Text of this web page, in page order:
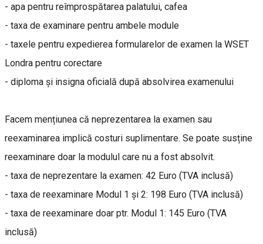
- apa pentru reîmprospătarea palatului, cafea
- taxa de examinare pentru ambele module
- taxele pentru expedierea formularelor de examen la WSET
Londra pentru corectare
- diploma și insigna oficială după absolvirea examenului
Facem mențiunea că neprezentarea la examen sau
reexaminarea implică costuri suplimentare. Se poate susține
reexaminare doar la modulul care nu a fost absolvit.
- taxa de neprezentare la examen: 42 Euro (TVA inclusă)
- taxa de reexaminare Modul 1 și 2: 198 Euro (TVA inclusă)
- taxa de reexaminare doar ptr. Modul 1: 145 Euro (TVA
inclusă)